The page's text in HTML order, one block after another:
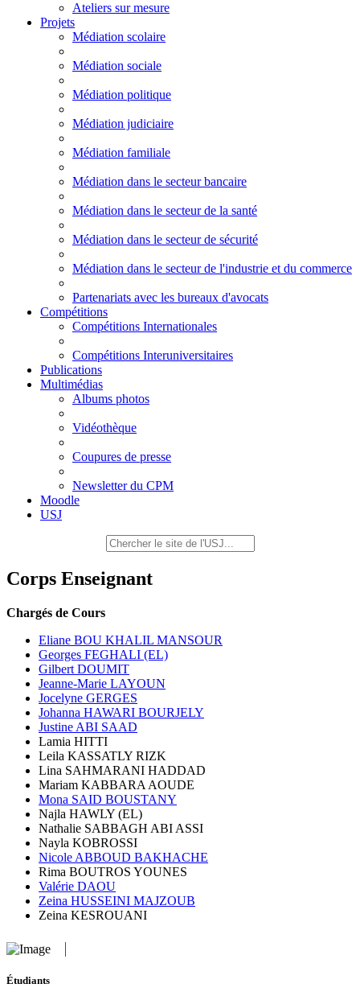
Ateliers sur mesure
Projets
Médiation scolaire
Médiation sociale
Médiation politique
Médiation judiciaire
Médiation familiale
Médiation dans le secteur bancaire
Médiation dans le secteur de la santé
Médiation dans le secteur de sécurité
Médiation dans le secteur de l'industrie et du commerce
Partenariats avec les bureaux d'avocats
Compétitions
Compétitions Internationales
Compétitions Interuniversitaires
Publications
Multimédias
Albums photos
Vidéothèque
Coupures de presse
Newsletter du CPM
Moodle
USJ
Corps Enseignant
Chargés de Cours
Eliane BOU KHALIL MANSOUR
Georges FEGHALI (EL)
Gilbert DOUMIT
Jeanne-Marie LAYOUN
Jocelyne GERGES
Johanna HAWARI BOURJELY
Justine ABI SAAD
Lamia HITTI
Leila KASSATLY RIZK
Lina SAHMARANI HADDAD
Mariam KABBARA AOUDE
Mona SAID BOUSTANY
Najla HAWLY (EL)
Nathalie SABBAGH ABI ASSI
Nayla KOBROSSI
Nicole ABBOUD BAKHACHE
Rima BOUTROS YOUNES
Valérie DAOU
Zeina HUSSEINI MAJZOUB
Zeina KESROUANI
Étudiants